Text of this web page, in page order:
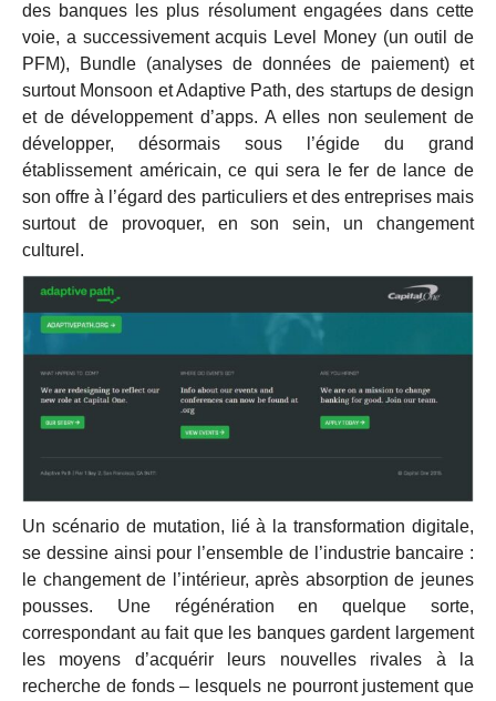
des banques les plus résolument engagées dans cette
voie, a successivement acquis Level Money (un outil de
PFM), Bundle (analyses de données de paiement) et
surtout Monsoon et Adaptive Path, des startups de design
et de développement d’apps. A elles non seulement de
développer, désormais sous l’égide du grand
établissement américain, ce qui sera le fer de lance de
son offre à l’égard des particuliers et des entreprises mais
surtout de provoquer, en son sein, un changement
culturel.
Un scénario de mutation, lié à la transformation digitale,
se dessine ainsi pour l’ensemble de l’industrie bancaire :
le changement de l’intérieur, après absorption de jeunes
pousses. Une régénération en quelque sorte,
correspondant au fait que les banques gardent largement
les moyens d’acquérir leurs nouvelles rivales à la
recherche de fonds – lesquels ne pourront justement que